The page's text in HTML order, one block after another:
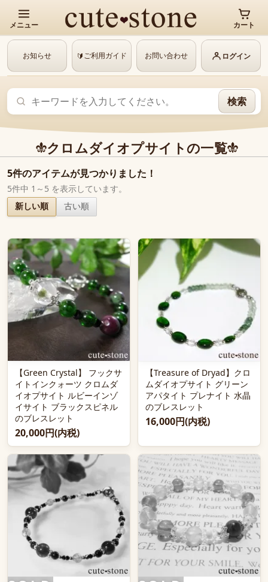
メニュー カート
お知らせ 🔰ご利用ガイド お問い合わせ ログイン
検索
クロムダイオプサイトの一覧
5件のアイテムが見つかりました！
5件中 1～5 を表示しています。
新しい順
古い順
【Green Crystal】 フックサ
イトインクォーツ クロムダ
イオプサイト ルビーインゾ
イサイト ブラックスピネル
のブレスレット
20,000円(内税)
【Treasure of Dryad】クロ
ムダイオプサイト グリーン
アパタイト プレナイト 水晶
のブレスレット
16,000円(内税)